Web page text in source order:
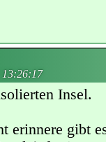
13:26:17
Insel.
erinnere gibt